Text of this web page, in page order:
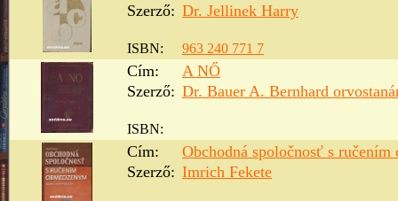
Szerző: Dr. Jellinek Harry
ISBN: 963 240 771 7
Cím:
A NŐ
Szerző: Dr. Bauer A. Bernhard
ISBN:
Cím:
Obchodná spoločnosť s ručením
Szerző: Imrich Fekete